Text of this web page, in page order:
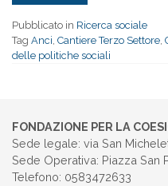
Pubblicato in Ricerca sociale
Tag Anci, Cantiere Terzo Settore,
delle politiche sociali
FONDAZIONE PER LA
Sede legale: via San
Sede Operativa: Piazza San
Telefono: 0583472633